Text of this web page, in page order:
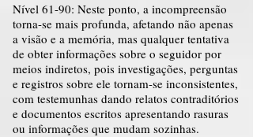
Nível 61-90: Neste ponto, a incompreensão
torna-se mais profunda, afetando não apenas
a visão e a memória, mas qualquer tentativa
de obter informações sobre o seguidor por
meios indiretos, pois investigações, perguntas
e registros sobre ele tornam-se inconsistentes,
com testemunhas dando relatos contraditórios
e documentos escritos apresentando rasuras
ou informações que mudam sozinhas.